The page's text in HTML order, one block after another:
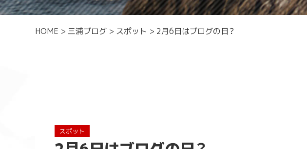
HOME > 三浦ブログ > スポット > 2月6日はブログの日？
スポット